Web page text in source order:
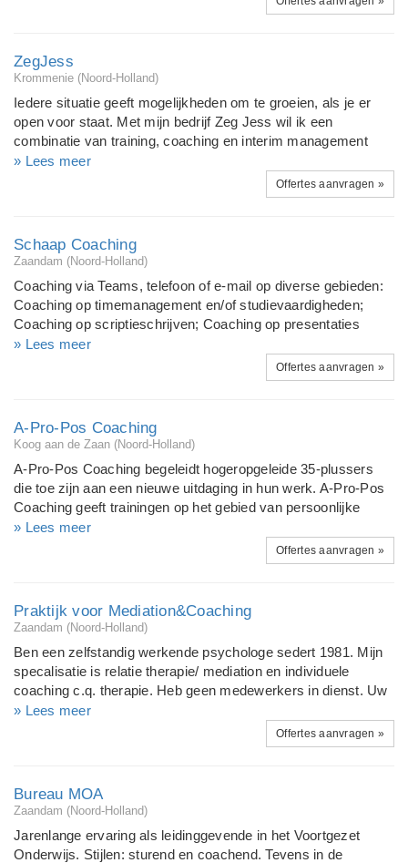
- Teamsessies ter verbetering van sfeer en prestaties -
ZegJess
Krommenie (Noord-Holland)
Iedere situatie geeft mogelijkheden om te groeien, als je er
open voor staat. Met mijn bedrijf Zeg Jess wil ik een
combinatie van training, coaching en interim management
inzetten om mensen en bedrijven te inspireren in hun verdere
ontwikkeling en realisatie van hun ambities. Mensen
prikkelen, laten ontdekken wanneer ze op hun best zijn en die
» Lees meer
Offertes aanvragen »
Schaap Coaching
Zaandam (Noord-Holland)
Coaching via Teams, telefoon of e-mail op diverse gebieden:
Coaching op timemanagement en/of studievaardigheden;
Coaching op scriptieschrijven; Coaching op presentaties
ontwerpen en geven; Coaching op projectmanagement;
Coaching/consultancy op onderwijskundige vraagstukken
Lifecoaching; Loopbaancoaching; Coaching op werk- en
» Lees meer
Offertes aanvragen »
A-Pro-Pos Coaching
Koog aan de Zaan (Noord-Holland)
A-Pro-Pos Coaching begeleidt hogeropgeleide 35-plussers
die toe zijn aan een nieuwe uitdaging in hun werk. A-Pro-Pos
Coaching geeft trainingen op het gebied van persoonlijke
presentatie, timemanagement en empowerment.
» Lees meer
Offertes aanvragen »
Praktijk voor Mediation&Coaching
Zaandam (Noord-Holland)
Ben een zelfstandig werkende psychologe sedert 1981. Mijn
specalisatie is relatie therapie/ mediation en individuele
coaching c.q. therapie. Heb geen medewerkers in dienst. Uw
vraag is richtinggevend.
» Lees meer
Offertes aanvragen »
Bureau MOA
Zaandam (Noord-Holland)
Jarenlange ervaring als leidinggevende in het Voortgezet
Onderwijs. Stijlen: sturend en coachend. Tevens in de